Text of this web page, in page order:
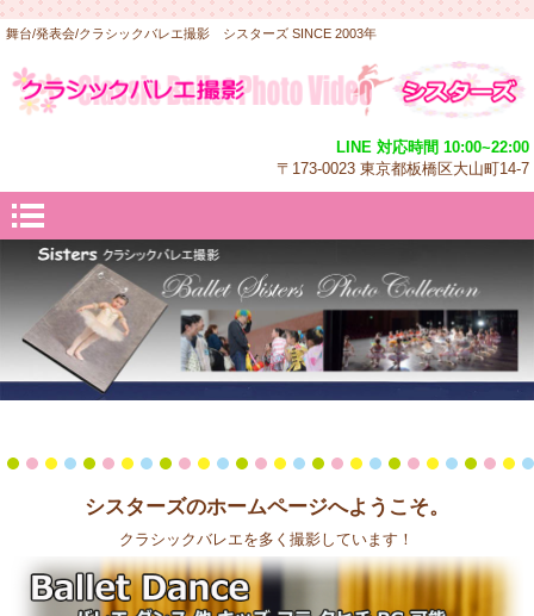
舞台/発表会/クラシックバレエ撮影 シスターズ SINCE 2003年
LINE 対応時間 10:00~22:00
〒173-0023 東京都板橋区大山町14-7
シスターズのホームページへようこそ。
クラシックバレエを多く撮影しています！